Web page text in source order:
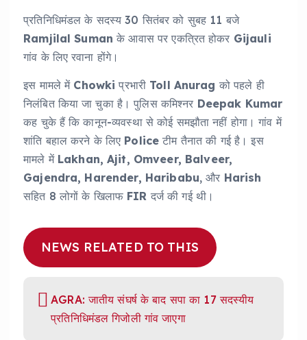
प्रतिनिधिमंडल के सदस्य 30 सितंबर को सुबह 11 बजे
Ramjilal Suman के आवास पर एकत्रित होकर Gijauli
गांव के लिए रवाना होंगे।
इस मामले में Chowki प्रभारी Toll Anurag को पहले ही
निलंबित किया जा चुका है। पुलिस कमिश्नर Deepak Kumar
कह चुके हैं कि कानून-व्यवस्था से कोई समझौता नहीं होगा। गांव में
शांति बहाल करने के लिए Police टीम तैनात की गई है। इस
मामले में Lakhan, Ajit, Omveer, Balveer,
Gajendra, Harender, Haribabu, और Harish
सहित 8 लोगों के खिलाफ FIR दर्ज की गई थी।
NEWS RELATED TO THIS
AGRA: जातीय संघर्ष के बाद सपा का 17 सदस्यीय
प्रतिनिधिमंडल गिजोली गांव जाएगा